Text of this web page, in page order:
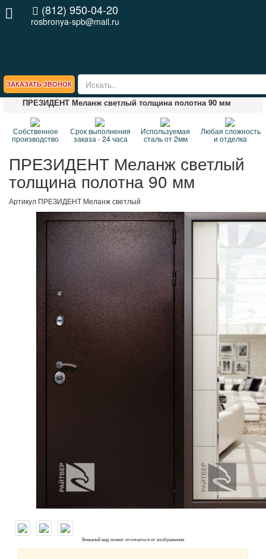
ЗАКАЗАТЬ ЗВОНОК
(812) 950-04-20
rosbronya-spb@mail.ru
Главная
ВЕСЬ КАТАЛОГ стальных дверей
ПРЕЗИДЕНТ Меланж светлый толщина полотна 90 мм
Собственное
производство
Срок выполнения
заказа - 24 часа
Используемая
сталь от 2мм
Любая сложность
и отделка
ПРЕЗИДЕНТ Меланж светлый
толщина полотна 90 мм
Артикул ПРЕЗИДЕНТ Меланж светлый
Внешний вид может отличаться от изображения